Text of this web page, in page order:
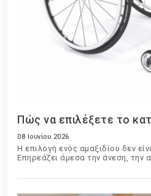
Πώς να επιλέξετε το
08 Ιουνίου 2026
Η επιλογή ενός αμαξιδίου δεν
Επηρεάζει άμεσα την άνεση, την
προσωρινή χρήση μετά από